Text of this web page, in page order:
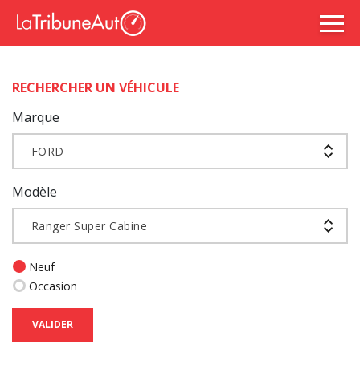
RECHERCHER UN VÉHICULE
Marque
FORD
Modèle
Ranger Super Cabine
Neuf
Occasion
VALIDER